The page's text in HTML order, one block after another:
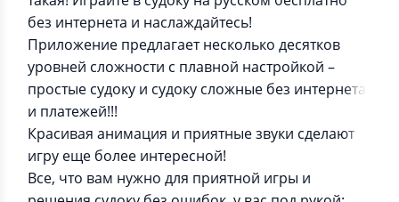
без интернета и наслаждайтесь!
Приложение предлагает несколько десятков
уровней сложности с плавной настройкой –
простые судоку и судоку сложные без интернета
и платежей!!!
Красивая анимация и приятные звуки сделают
игру еще более интересной!
Все, что вам нужно для приятной игры и